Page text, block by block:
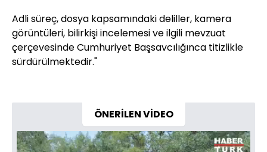
Adli süreç, dosya kapsamındaki deliller, kamera
görüntüleri, bilirkişi incelemesi ve ilgili mevzuat
çerçevesinde Cumhuriyet Başsavcılığınca titizlikle
sürdürülmektedir."
ÖNERİLEN VİDEO